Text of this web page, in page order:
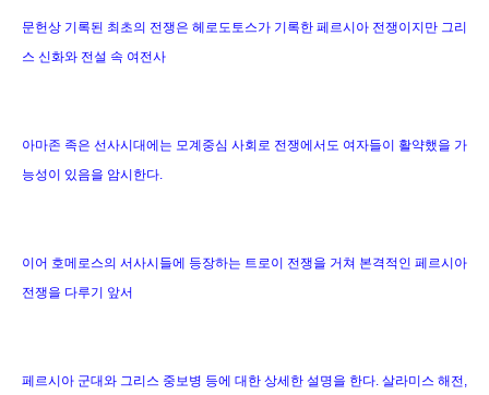
문헌상 기록된 최초의 전쟁은 헤로도토스가 기록한 페르시아 전쟁이지만 그리
스 신화와 전설 속 여전사
아마존 족은 선사시대에는 모계중심 사회로 전쟁에서도 여자들이 활약했을 가
능성이 있음을 암시한다.
이어 호메로스의 서사시들에 등장하는 트로이 전쟁을 거쳐 본격적인 페르시아
전쟁을 다루기 앞서
페르시아 군대와 그리스 중보병 등에 대한 상세한 설명을 한다. 살라미스 해전,